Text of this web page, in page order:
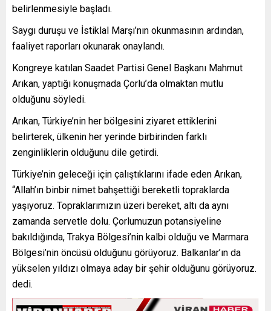
belirlenmesiyle başladı.
Saygı duruşu ve İstiklal Marşı’nın okunmasının ardından,
faaliyet raporları okunarak onaylandı.
Kongreye katılan Saadet Partisi Genel Başkanı Mahmut
Arıkan, yaptığı konuşmada Çorlu’da olmaktan mutlu
olduğunu söyledi.
Arıkan, Türkiye’nin her bölgesini ziyaret ettiklerini
belirterek, ülkenin her yerinde birbirinden farklı
zenginliklerin olduğunu dile getirdi.
Türkiye’nin geleceği için çalıştıklarını ifade eden Arıkan,
“Allah’ın binbir nimet bahşettiği bereketli topraklarda
yaşıyoruz. Topraklarımızın üzeri bereket, altı da aynı
zamanda servetle dolu. Çorlumuzun potansiyeline
bakıldığında, Trakya Bölgesi’nin kalbi olduğu ve Marmara
Bölgesi’nin öncüsü olduğunu görüyoruz. Balkanlar’ın da
yükselen yıldızı olmaya aday bir şehir olduğunu görüyoruz.
dedi.